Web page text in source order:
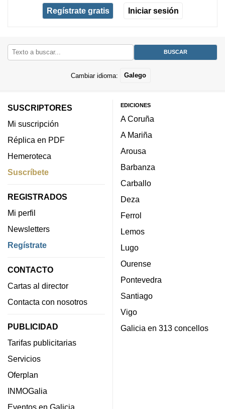
Regístrate gratis Iniciar sesión
Cambiar idioma: Galego
SUSCRIPTORES
Mi suscripción
Réplica en PDF
Hemeroteca
Suscríbete
REGISTRADOS
Mi perfil
Newsletters
Regístrate
CONTACTO
Cartas al director
Contacta con nosotros
PUBLICIDAD
Tarifas publicitarias
Servicios
Oferplan
INMOGalia
Eventos en Galicia
EDICIONES
A Coruña
A Mariña
Arousa
Barbanza
Carballo
Deza
Ferrol
Lemos
Lugo
Ourense
Pontevedra
Santiago
Vigo
Galicia en 313 concellos